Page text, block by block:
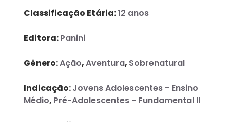
Classificação Etária:12 anos
Editora:Panini
Gênero:Ação,Aventura, Sobrenatural
Indicação:Jovens Adolescentes - Ensino
Médio, Pré-Adolescentes - Fundamental II